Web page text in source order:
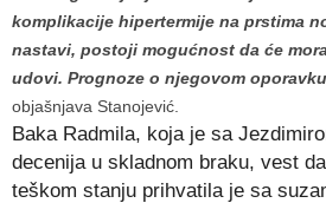
komplikacije hipertermije na prstima
nastavi, postoji mogućnost da će
udovi. Prognoze o njegovom
objašnjava Stanojević.
Baka Radmila, koja je sa
decenija u skladnom braku, vest
teškom stanju prihvatila je sa